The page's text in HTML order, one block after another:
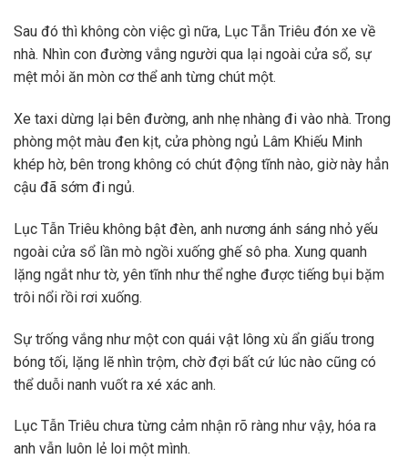
Sau đó thì không còn việc gì nữa, Lục Tẫn Triêu đón xe về
nhà. Nhìn con đường vắng người qua lại ngoài cửa sổ, sự
mệt mỏi ăn mòn cơ thể anh từng chút một.
Xe taxi dừng lại bên đường, anh nhẹ nhàng đi vào nhà. Trong
phòng một màu đen kịt, cửa phòng ngủ Lâm Khiếu Minh
khép hờ, bên trong không có chút động tĩnh nào, giờ này hẳn
cậu đã sớm đi ngủ.
Lục Tẫn Triêu không bật đèn, anh nương ánh sáng nhỏ yếu
ngoài cửa sổ lần mò ngồi xuống ghế sô pha. Xung quanh
lặng ngắt như tờ, yên tĩnh như thể nghe được tiếng bụi bặm
trôi nổi rồi rơi xuống.
Sự trống vắng như một con quái vật lông xù ẩn giấu trong
bóng tối, lặng lẽ nhìn trộm, chờ đợi bất cứ lúc nào cũng có
thể duỗi nanh vuốt ra xé xác anh.
Lục Tẫn Triêu chưa từng cảm nhận rõ ràng như vậy, hóa ra
anh vẫn luôn lẻ loi một mình.